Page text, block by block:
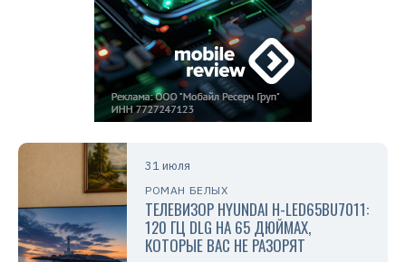
31 июля
РОМАН БЕЛЫХ
ТЕЛЕВИЗОР HYUNDAI H-LED65BU7011:
120 ГЦ DLG НА 65 ДЮЙМАХ,
КОТОРЫЕ ВАС НЕ РАЗОРЯТ